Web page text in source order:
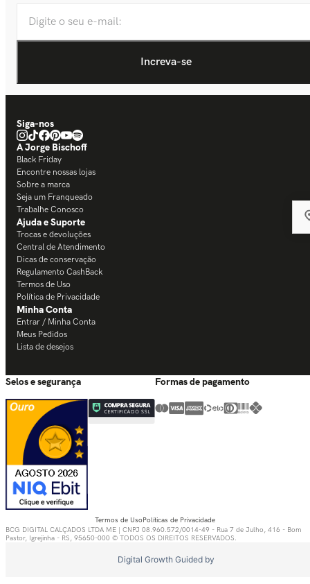
Siga-nos
A Jorge Bischoff
Black Friday
Encontre nossas lojas
Sobre a marca
Seja um Franqueado
Trabalhe Conosco
Ajuda e Suporte
Trocas e devoluções
Central de Atendimento
Dicas de conservação
Regulamento CashBack
Termos de Uso
Política de Privacidade
Minha Conta
Entrar / Minha Conta
Meus Pedidos
Lista de desejos
Selos e segurança Formas de pagamento
Termos de UsoPolíticas de Privacidade
BCG DIGITAL CALÇADOS LTDA ME | CNPJ 08.960.572/0014-49 - Rua 7 de Julho, 416 - Bom
Pastor, Igrejinha - RS, 95650-000 © TODOS OS DIREITOS RESERVADOS.
Digital Growth Guided by